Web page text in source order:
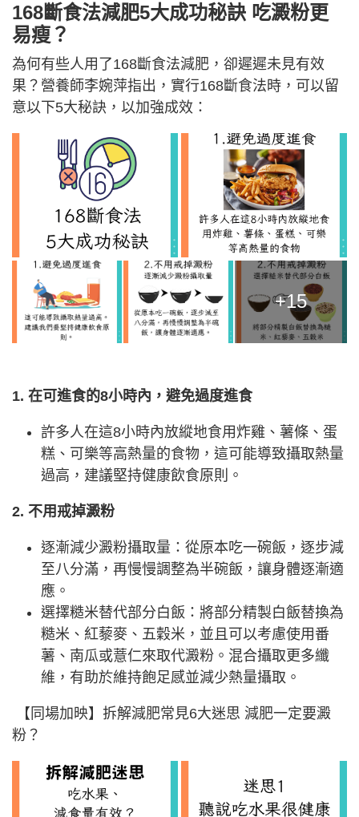
168斷食法減肥5大成功秘訣 吃澱粉更
易瘦？
為何有些人用了168斷食法減肥，卻遲遲未見有效
果？營養師李婉萍指出，實行168斷食法時，可以留
意以下5大秘訣，以加強成效：
+15
1. 在可進食的8小時內，避免過度進食
許多人在這8小時內放縱地食用炸雞、薯條、蛋
糕、可樂等高熱量的食物，這可能導致攝取熱量
過高，建議堅持健康飲食原則。
2. 不用戒掉澱粉
逐漸減少澱粉攝取量：從原本吃一碗飯，逐步減
至八分滿，再慢慢調整為半碗飯，讓身體逐漸適
應。
選擇糙米替代部分白飯：將部分精製白飯替換為
糙米、紅藜麥、五穀米，並且可以考慮使用番
薯、南瓜或薏仁來取代澱粉。混合攝取更多纖
維，有助於維持飽足感並減少熱量攝取。
【同場加映】拆解減肥常見6大迷思 減肥一定要澱
粉？